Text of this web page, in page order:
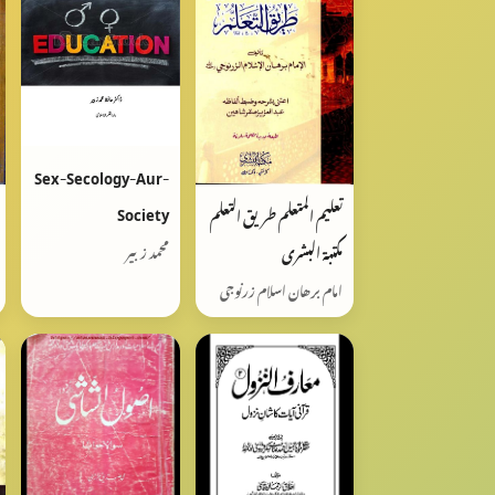
تعليم المتعلم طريق التعلم
مكتبة البشرى
امام برھان اسلام زرنوجی
Sex-Secology-Aur-
Society
محمد زبیر